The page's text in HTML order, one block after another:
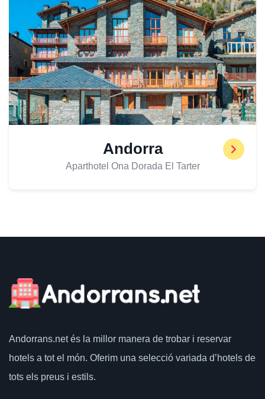
Andorra
Aparthotel Ona Dorada El Tarter
Andorrans.netés la millor manera de trobar i reservar
hotels a tot el món. Oferim una selecció variada d’hotels de
tots els preus i estils.